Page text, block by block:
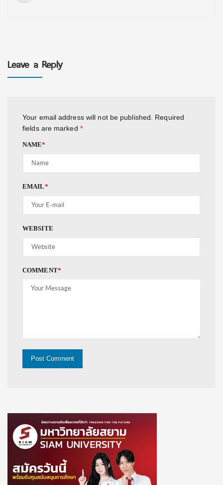
Leave a Reply
Your email address will not be published.
Required
fields are marked *
NAME*
EMAIL*
WEBSITE
COMMENT*